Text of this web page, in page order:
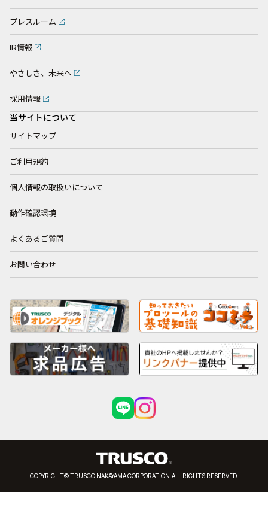
プレスルーム
IR情報
やさしさ、未来へ
採用情報
当サイトについて
サイトマップ
ご利用規約
個人情報の取扱いについて
動作確認環境
よくあるご質問
お問い合わせ
COPYRIGHT© TRUSCO NAKAYAMA CORPORATION.ALL RIGHTS RESERVED.